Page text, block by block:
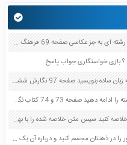
یکی از هنرمندان معاصر مورد علاقه خود را در هر رشته ای به جز عکاسی صفحه 69 فرهنگ و هنر نهم
بازی خواستگاری جواب پاسخ
یکی از حکایت هایی را که تا به حال شنیده اید به زبان ساده بنویسید صفحه 97 نگارش ششم دبستان
یکی از متن های ناتمام زیر را انتخاب کنید و نوشته را ادامه دهید صفحه 73 و 74 کتاب نگارش فارسی پنجم دبستان
یکی از درس های مندرج در کتاب درسی خود را خلاصه کنید سپس متن خلاصه شده را با بهره گیری از روش های دسته بندی نمودار جدول نقشه مفهومی نشان دهید صفحه 118 نگارش یازدهم
یکی از صدا های آبشار به هم خوردن برگ ها زنبور را در ذهنتان مجسم کنید و درباره آن یک بند بنویسید صفحه 11 نگارش پنجم